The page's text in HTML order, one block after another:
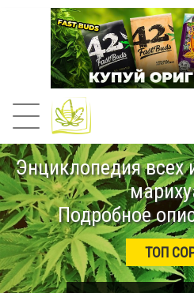
Энциклопедия всех
Подробное
ТОП